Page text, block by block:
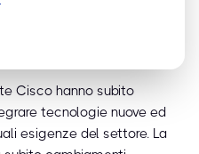
Cisco hanno subito
tecnologie nuove ed
esigenze del settore. La